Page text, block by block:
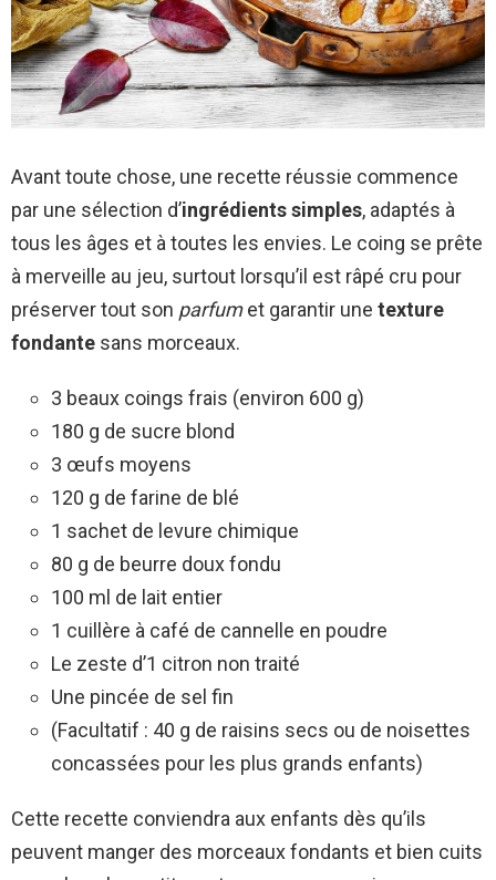
Avant toute chose, une recette réussie commence
par une sélection d’ingrédients simples, adaptés à
tous les âges et à toutes les envies. Le coing se prête
à merveille au jeu, surtout lorsqu’il est râpé cru pour
préserver tout son parfumet garantir une texture
fondante sans morceaux.
3 beaux coings frais (environ 600 g)
180 g de sucre blond
3 œufs moyens
120 g de farine de blé
1 sachet de levure chimique
80 g de beurre doux fondu
100 ml de lait entier
1 cuillère à café de cannelle en poudre
Le zeste d’1 citron non traité
Une pincée de sel fin
(Facultatif : 40 g de raisins secs ou de noisettes
concassées pour les plus grands enfants)
Cette recette conviendra aux enfants dès qu’ils
peuvent manger des morceaux fondants et bien cuits